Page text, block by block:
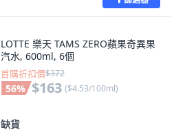
LOTTE 樂天 TAMS ZERO蘋果奇異果
汽水, 600ml, 6個
首購折扣價$372
56% $163 ($4.53/100ml)
缺貨